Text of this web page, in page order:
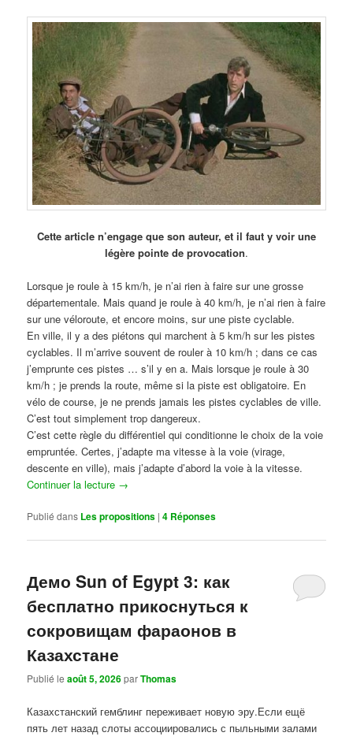
Cette article n’engage que son auteur, et il faut y voir une
légère pointe de provocation.
Lorsque je roule à 15 km/h, je n’ai rien à faire sur une grosse
départementale. Mais quand je roule à 40 km/h, je n’ai rien à faire
sur une véloroute, et encore moins, sur une piste cyclable.
En ville, il y a des piétons qui marchent à 5 km/h sur les pistes
cyclables. Il m’arrive souvent de rouler à 10 km/h ; dans ce cas
j’emprunte ces pistes … s’il y en a. Mais lorsque je roule à 30
km/h ; je prends la route, même si la piste est obligatoire. En
vélo de course, je ne prends jamais les pistes cyclables de ville.
C’est tout simplement trop dangereux.
C’est cette règle du différentiel qui conditionne le choix de la voie
empruntée. Certes, j’adapte ma vitesse à la voie (virage,
descente en ville), mais j’adapte d’abord la voie à la vitesse.
Continuer la lecture →
Publié dans Les propositions |4 Réponses
Демо Sun of Egypt 3: как
бесплатно прикоснуться к
сокровищам фараонов в
Казахстане
Publié leaoût 5, 2026parThomas
Казахстанский гемблинг переживает новую эру.Если ещё
пять лет назад слоты ассоциировались с пыльными залами